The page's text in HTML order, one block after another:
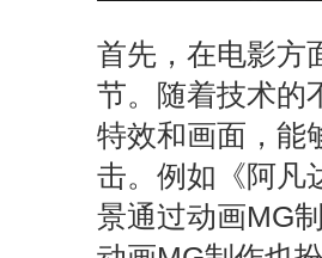
首先，在电影方
节。随着技术的
特效和画面，能
击。例如《阿凡
景通过动画MG